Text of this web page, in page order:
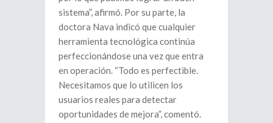
sistema”, afirmó. Por su parte, la
doctora Nava indicó que cualquier
herramienta tecnológica continúa
perfeccionándose una vez que entra
en operación. “Todo es perfectible.
Necesitamos que lo utilicen los
usuarios reales para detectar
oportunidades de mejora”, comentó.